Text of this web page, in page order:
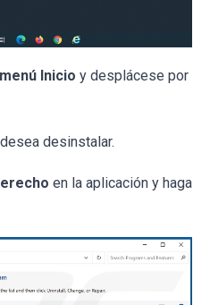
menú Inicio y desplácese por
desinstalar.
en la aplicación y haga